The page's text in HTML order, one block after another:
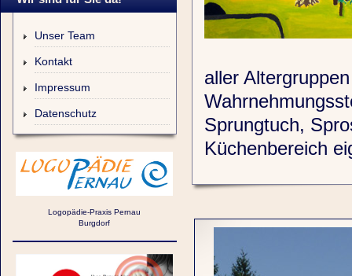
Unser Team
Kontakt
Impressum
Datenschutz
Logopädie-Praxis Pernau
Burgdorf
aller
Sprungtuch,
Küchenbereich